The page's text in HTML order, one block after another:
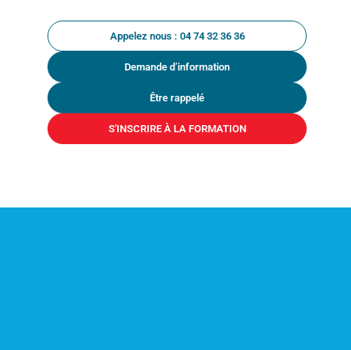
Appelez nous : 04 74 32 36 36
Demande d’information
Être rappelé
S'INSCRIRE À LA FORMATION